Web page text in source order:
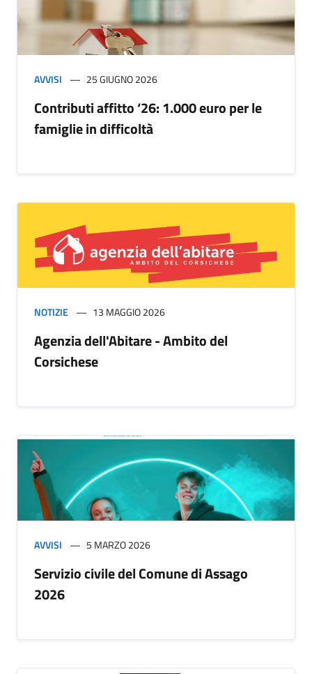
AVVISI 25 GIUGNO 2026
Contributi affitto ‘26: 1.000 euro per le
famiglie in difficoltà
NOTIZIE 13 MAGGIO 2026
Agenzia dell'Abitare - Ambito del
Corsichese
AVVISI 5 MARZO 2026
Servizio civile del Comune di Assago
2026